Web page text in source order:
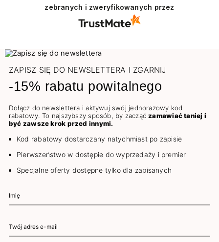
zebranych i zweryfikowanych przez
ZAPISZ SIĘ DO NEWSLETTERA I ZGARNIJ
-15% rabatu powitalnego
Dołącz do newslettera i aktywuj swój jednorazowy kod
rabatowy. To najszybszy sposób, by zacząćzamawiać taniej i
być zawsze krok przed innymi.
Kod rabatowy dostarczany natychmiast po zapisie
Pierwszeństwo w dostępie do wyprzedaży i premier
Specjalne oferty dostępne tylko dla zapisanych